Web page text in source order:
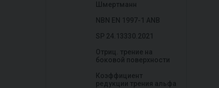
Шмертманн
NBN EN 1997-1 ANB
SP 24.13330.2021
Отриц. трение на
боковой поверхности
Коэффициент
редукции трения альфа